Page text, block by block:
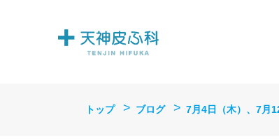
トップ ブログ 7月4日（木）、7月